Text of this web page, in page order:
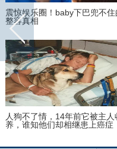
娱乐圈！baby下巴兜不住的
真相
不了情，14年前它被主人收
谁知他们却相继患上癌症